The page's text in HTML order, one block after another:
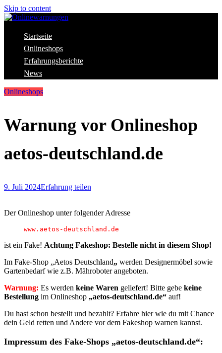
Skip to content
Onlinewarnungen
Aktuelle Warnungen vor Gefahren im Internet
Startseite
Onlineshops
Erfahrungsberichte
News
Onlineshops
Warnung vor Onlineshop
aetos-deutschland.de
9. Juli 2024Erfahrung teilen
Der Onlineshop unter folgender Adresse
www.aetos-deutschland.de
ist ein Fake! Achtung Fakeshop: Bestelle nicht in diesem Shop!
Im Fake-Shop „Aetos Deutschland„ werden Designermöbel sowie
Gartenbedarf wie z.B. Mähroboter angeboten.
Warnung: Es werden keine Waren geliefert! Bitte gebe keine
Bestellung im Onlineshop „aetos-deutschland.de“ auf!
Du hast schon bestellt und bezahlt? Erfahre hier wie du mit Chance
dein Geld retten und Andere vor dem Fakeshop warnen kannst.
Impressum des Fake-Shops „aetos-deutschland.de“: